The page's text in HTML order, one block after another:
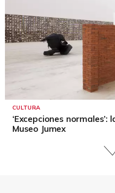
CULTURA
‘Excepciones
Museo Jumex